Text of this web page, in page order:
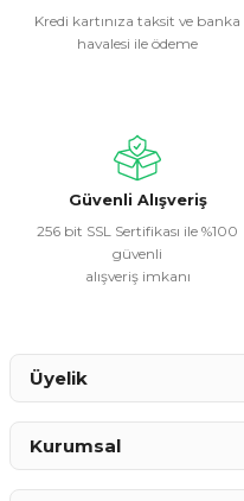
Ürün resmi kalitesiz,
Ürün fiyatı diğer sitelerden
Bu ürüne benzer farklı
Kredi kartınıza taksit ve banka
havalesi ile ödeme
Güvenli Alışveriş
256 bit SSL Sertifikası ile %100
güvenli
alışveriş imkanı
Üyelik
Kurumsal